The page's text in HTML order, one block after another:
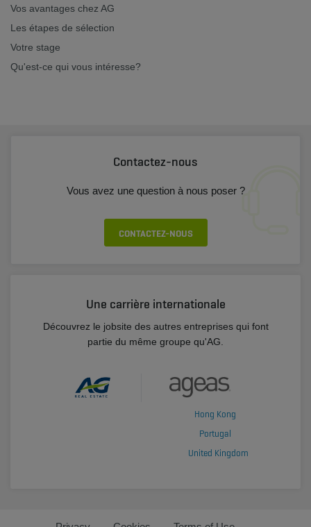
Vos avantages chez AG
Les étapes de sélection
Votre stage
Qu'est-ce qui vous intéresse?
Contactez-nous
Vous avez une question à nous poser ?
CONTACTEZ-NOUS
Une carrière internationale
Découvrez le jobsite des autres entreprises qui font
partie du même groupe qu'AG.
Hong Kong
Portugal
United Kingdom